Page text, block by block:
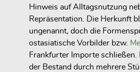
Hinweis auf Alltagsnutzung
Repräsentation. Die Herkunft
ungenannt, doch die
ostasiatische Vorbilder bzw.
Frankfurter Importe schließen.
der Bestand durch mehrere